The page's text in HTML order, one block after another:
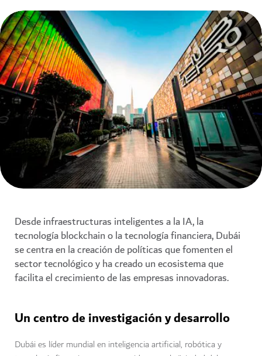
Desde infraestructuras inteligentes a la IA, la
tecnología blockchain o la tecnología financiera, Dubái
se centra en la creación de políticas que fomenten el
sector tecnológico y ha creado un ecosistema que
facilita el crecimiento de las empresas innovadoras.
Un centro de investigación y desarrollo
Dubái es líder mundial en inteligencia artificial, robótica y